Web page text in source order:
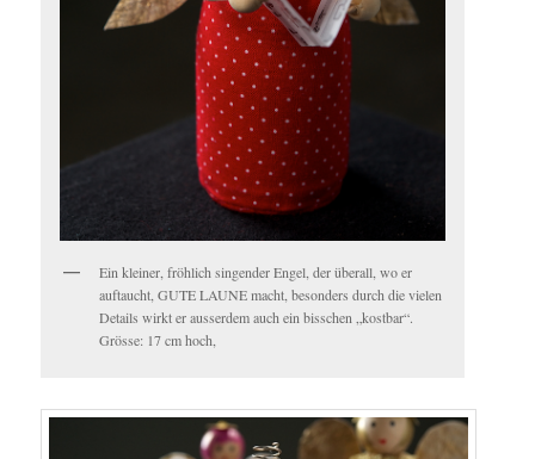
Ein kleiner, fröhlich singender Engel, der überall, wo er
auftaucht, GUTE LAUNE macht, besonders durch die vielen
Details wirkt er ausserdem auch ein bisschen „kostbar“.
Grösse: 17 cm hoch,